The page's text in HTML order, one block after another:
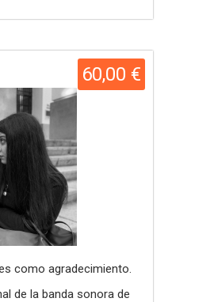
60,00 €
como agradecimiento.
de la banda sonora de